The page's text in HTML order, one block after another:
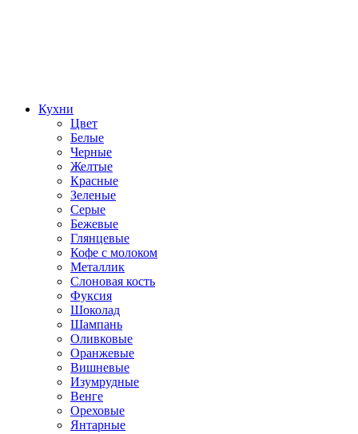
Кухни
Цвет
Белые
Черные
Желтые
Красные
Зеленые
Серые
Бежевые
Глянцевые
Кофе с молоком
Металлик
Слоновая кость
Фуксия
Шоколад
Шампань
Оливковые
Оранжевые
Вишневые
Изумрудные
Венге
Ореховые
Янтарные